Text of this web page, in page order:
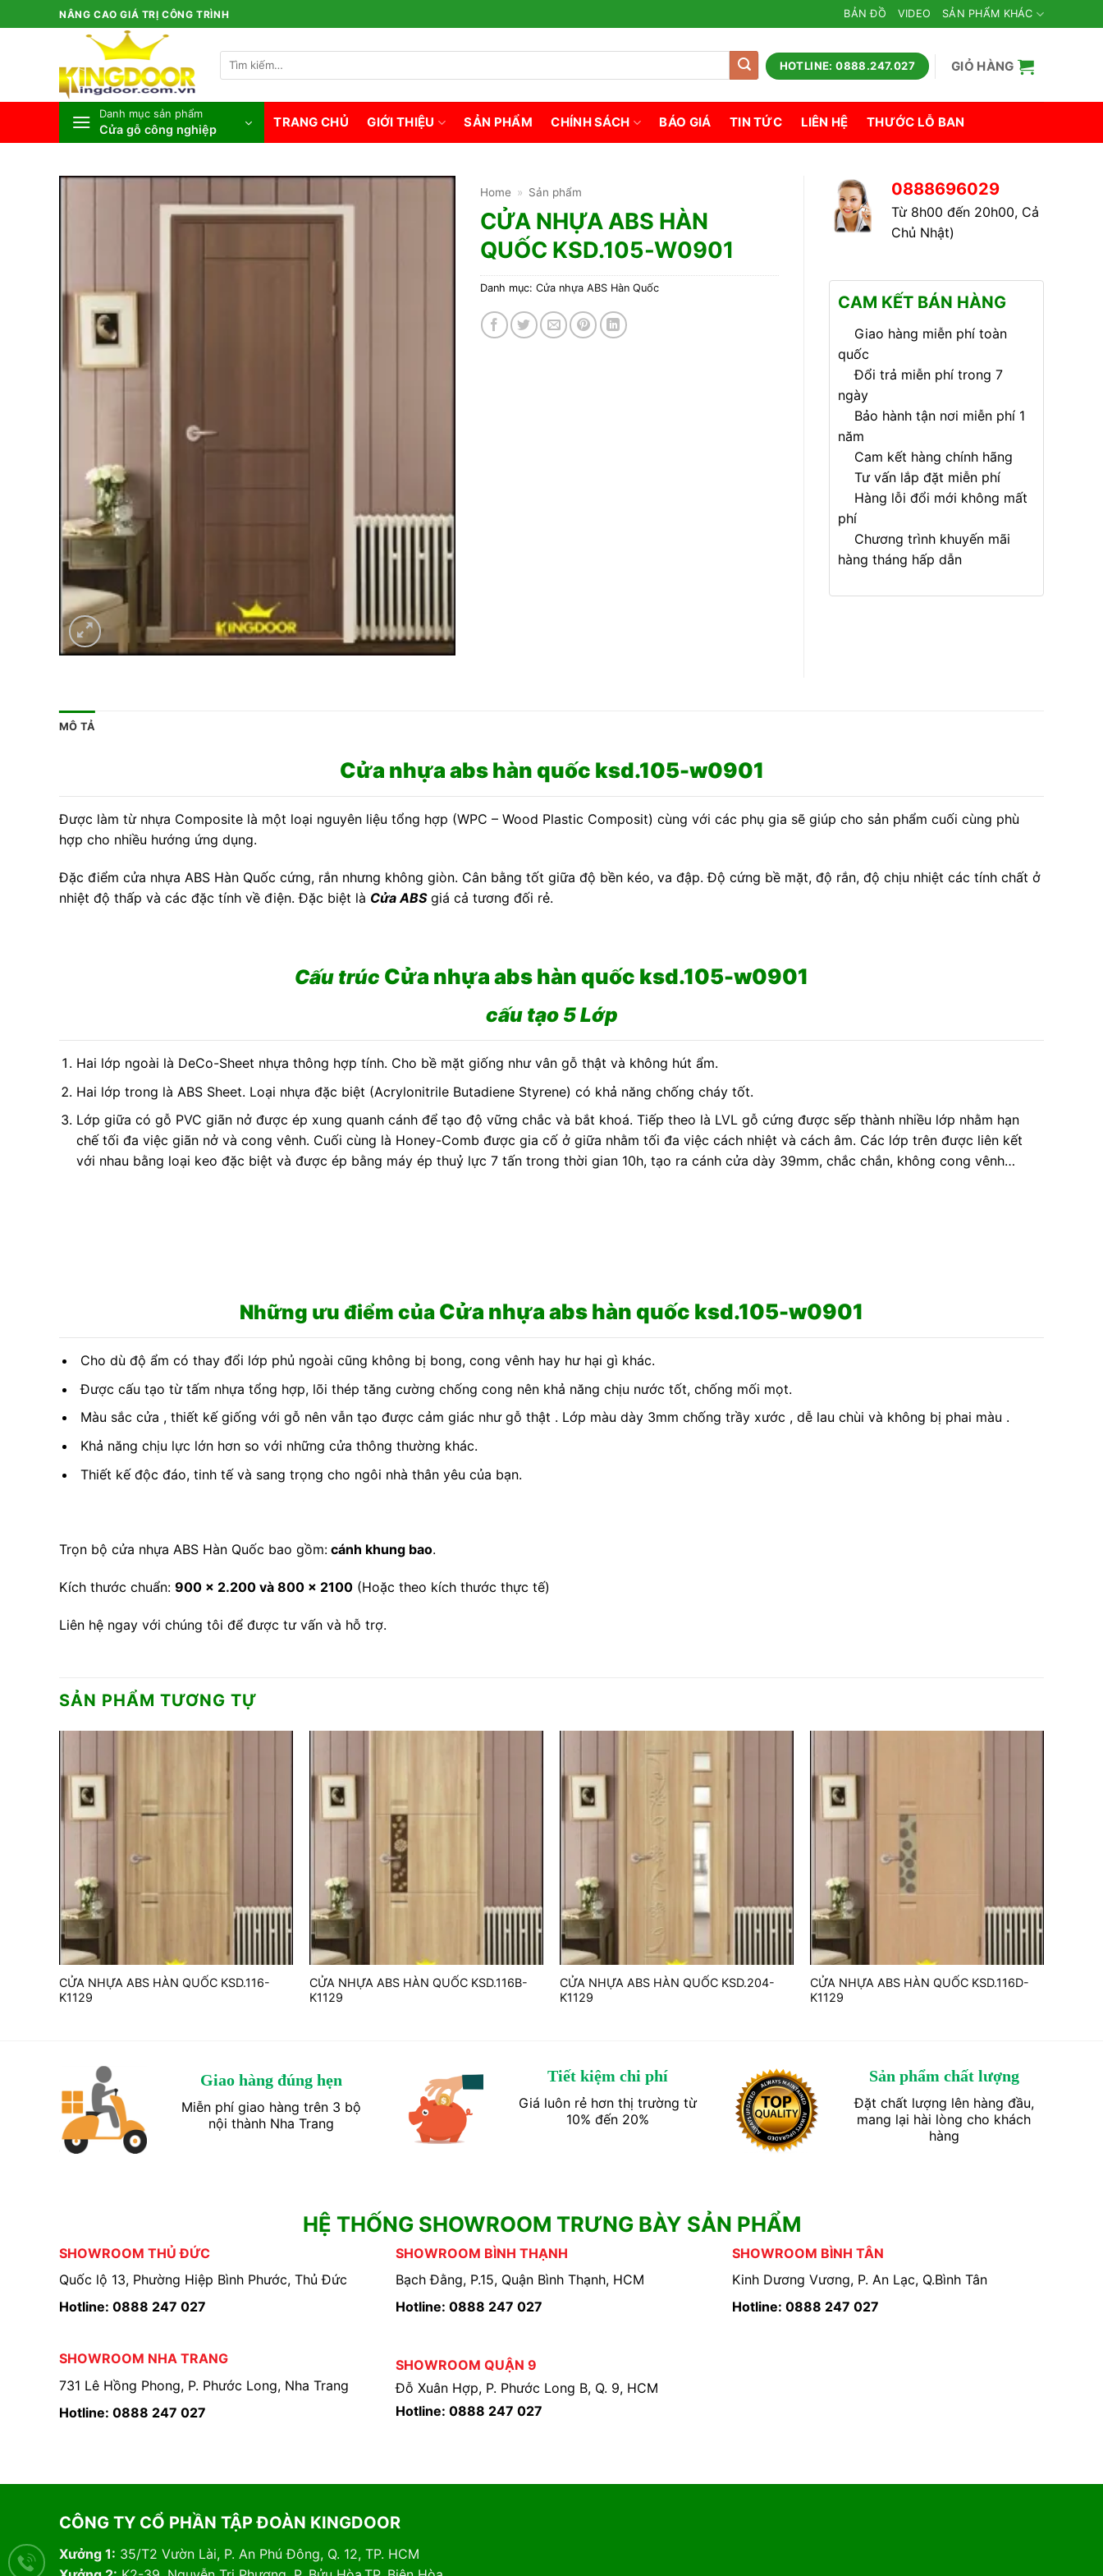
qua
NÂNG CAO GIÁ TRỊ CÔNG TRÌNH BẢN ĐỒ VIDEO SẢN PHẨM KHÁC
Tìm
kiếm:
HOTLINE: 0888.247.027 GIỎ HÀNG
Danh mục sản phẩm
Cửa gỗ công nghiệp TRANG CHỦ GIỚI THIỆU SẢN PHẨM CHÍNH SÁCH BÁO GIÁ TIN TỨC LIÊN HỆ THƯỚC LỖ BAN
Home » Sản phẩm
CỬA NHỰA ABS HÀN
QUỐC KSD.105-W0901
Danh mục: Cửa nhựa ABS Hàn Quốc
0888696029
Từ 8h00 đến 20h00, Cả
Chủ Nhật)
CAM KẾT BÁN HÀNG
Giao hàng miễn phí toàn
quốc
Đổi trả miễn phí trong 7
ngày
Bảo hành tận nơi miễn phí 1
năm
Cam kết hàng chính hãng
Tư vấn lắp đặt miễn phí
Hàng lỗi đổi mới không mất
phí
Chương trình khuyến mãi
hàng tháng hấp dẫn
MÔ TẢ
Cửa nhựa abs hàn quốc ksd.105-w0901
Được làm từ nhựa Composite là một loại nguyên liệu tổng hợp (WPC – Wood Plastic Composit) cùng với các phụ gia sẽ giúp cho sản phẩm cuối cùng phù
hợp cho nhiều hướng ứng dụng.
Đặc điểm cửa nhựa ABS Hàn Quốc cứng, rắn nhưng không giòn. Cân bằng tốt giữa độ bền kéo, va đập. Độ cứng bề mặt, độ rắn, độ chịu nhiệt các tính chất ở
nhiệt độ thấp và các đặc tính về điện. Đặc biệt là Cửa ABSgiá cả tương đối rẻ.
Cấu trúc Cửa nhựa abs hàn quốc ksd.105-w0901
cấu tạo 5 Lớp
Hai lớp ngoài là DeCo-Sheet nhựa thông hợp tính. Cho bề mặt giống như vân gỗ thật và không hút ẩm.
Hai lớp trong là ABS Sheet. Loại nhựa đặc biệt (Acrylonitrile Butadiene Styrene) có khả năng chống cháy tốt.
Lớp giữa có gỗ PVC giãn nở được ép xung quanh cánh để tạo độ vững chắc và bắt khoá. Tiếp theo là LVL gỗ cứng được sếp thành nhiều lớp nhằm hạn
chế tối đa việc giãn nở và cong vênh. Cuối cùng là Honey-Comb được gia cố ở giữa nhằm tối đa việc cách nhiệt và cách âm. Các lớp trên được liên kết
với nhau bằng loại keo đặc biệt và được ép bằng máy ép thuỷ lực 7 tấn trong thời gian 10h, tạo ra cánh cửa dày 39mm, chắc chắn, không cong vênh…
Những ưu điểm của Cửa nhựa abs hàn quốc ksd.105-w0901
Cho dù độ ẩm có thay đổi lớp phủ ngoài cũng không bị bong, cong vênh hay hư hại gì khác.
Được cấu tạo từ tấm nhựa tổng hợp, lõi thép tăng cường chống cong nên khả năng chịu nước tốt, chống mối mọt.
Màu sắc cửa , thiết kế giống với gỗ nên vẫn tạo được cảm giác như gỗ thật . Lớp màu dày 3mm chống trầy xước , dễ lau chùi và không bị phai màu .
Khả năng chịu lực lớn hơn so với những cửa thông thường khác.
Thiết kế độc đáo, tinh tế và sang trọng cho ngôi nhà thân yêu của bạn.
Trọn bộ cửa nhựa ABS Hàn Quốc bao gồm: cánh khung bao.
Kích thước chuẩn: 900 x 2.200 và 800 x 2100 (Hoặc theo kích thước thực tế)
Liên hệ ngay với chúng tôi để được tư vấn và hỗ trợ.
SẢN PHẨM TƯƠNG TỰ
CỬA NHỰA ABS HÀN QUỐC KSD.116-
K1129
CỬA NHỰA ABS HÀN QUỐC KSD.116B-
K1129
CỬA NHỰA ABS HÀN QUỐC KSD.204-
K1129
CỬA NHỰA ABS HÀN QUỐC KSD.116D-
K1129
Giao hàng đúng hẹn
Miễn phí giao hàng trên 3 bộ
nội thành Nha Trang
Tiết kiệm chi phí
Giá luôn rẻ hơn thị trường từ
10% đến 20%
Sản phẩm chất lượng
Đặt chất lượng lên hàng đầu,
mang lại hài lòng cho khách
hàng
HỆ THỐNG SHOWROOM TRƯNG BÀY SẢN PHẨM
SHOWROOM THỦ ĐỨC
Quốc lộ 13, Phường Hiệp Bình Phước, Thủ Đức
Hotline: 0888 247 027
SHOWROOM BÌNH THẠNH
Bạch Đằng, P.15, Quận Bình Thạnh, HCM
Hotline: 0888 247 027
SHOWROOM BÌNH TÂN
Kinh Dương Vương, P. An Lạc, Q.Bình Tân
Hotline: 0888 247 027
SHOWROOM NHA TRANG
731 Lê Hồng Phong, P. Phước Long, Nha Trang
Hotline: 0888 247 027
SHOWROOM QUẬN 9
Đỗ Xuân Hợp, P. Phước Long B, Q. 9, HCM
Hotline: 0888 247 027
CÔNG TY CỔ PHẦN TẬP ĐOÀN KINGDOOR
Xưởng 1: 35/T2 Vườn Lài, P. An Phú Đông, Q. 12, TP. HCM